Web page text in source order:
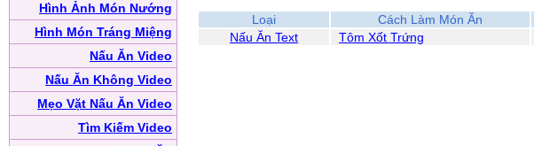
Hình Ảnh Món Nướng
Hình Món Tráng Miệng
Nấu Ăn Video
Nấu Ăn Không Video
Mẹo Vặt Nấu Ăn Video
Tìm Kiếm Video
Loại Cách Làm Món Ăn
Nấu Ăn Text
Tôm Xốt Trứng